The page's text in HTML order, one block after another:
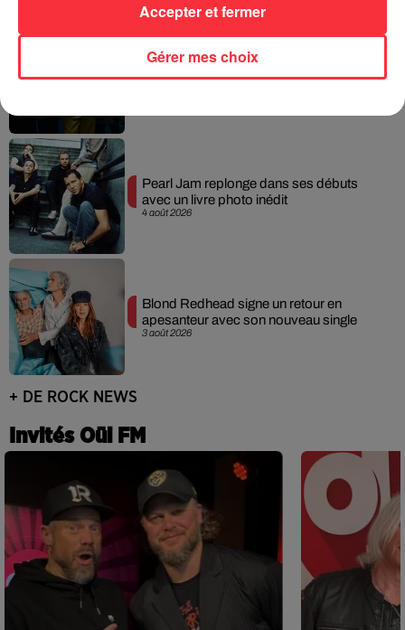
Linkin Park annonce son arrivée au
cinéma avec « Unshatter »
4 août 2026
Pearl Jam replonge dans ses débuts
avec un livre photo inédit
3 août 2026
Blond Redhead signe un retour en
apesanteur avec son nouveau single
+ DE ROCK NEWS
Invités Oüi FM
Gérer mes choix
Accepter et fermer